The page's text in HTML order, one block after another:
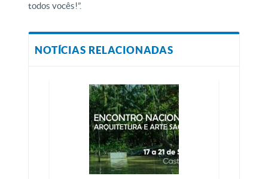
todos vocês!”.
NOTÍCIAS RELACIONADAS